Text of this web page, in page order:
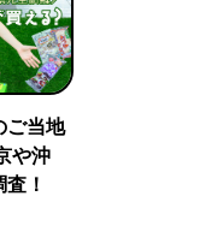
ご当地
や沖
！